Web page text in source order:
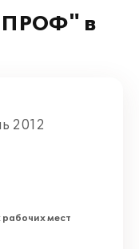
ПРОФ" в
2012
мест